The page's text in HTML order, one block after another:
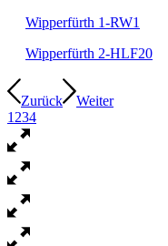
Wipperfürth 1-RW1
Wipperfürth 2-HLF20
Zurück
Weiter
1 234